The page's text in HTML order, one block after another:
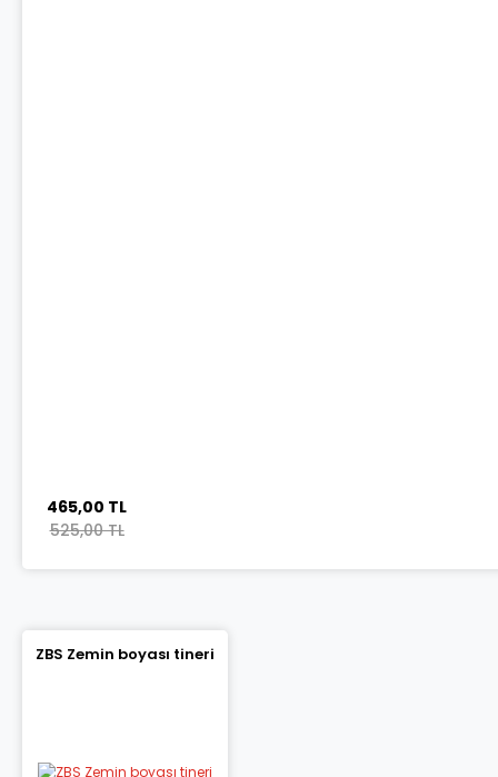
465,00 TL
525,00 TL
ZBS Zemin boyası tineri